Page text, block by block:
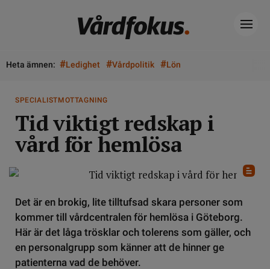
Heta ämnen: #Ledighet #Vårdpolitik #Lön
SPECIALISTMOTTAGNING
Tid viktigt redskap i
vård för hemlösa
Det är en brokig, lite tilltufsad skara personer som
kommer till vårdcentralen för hemlösa i Göteborg.
Här är det låga trösklar och tolerens som gäller, och
en personalgrupp som känner att de hinner ge
patienterna vad de behöver.